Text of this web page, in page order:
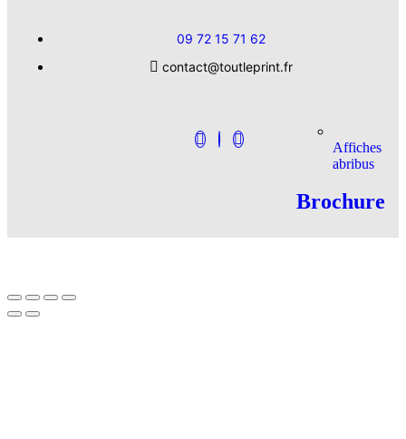
Affiches
abribus
Brochure
09 72 15 71 62
contact@toutleprint.fr